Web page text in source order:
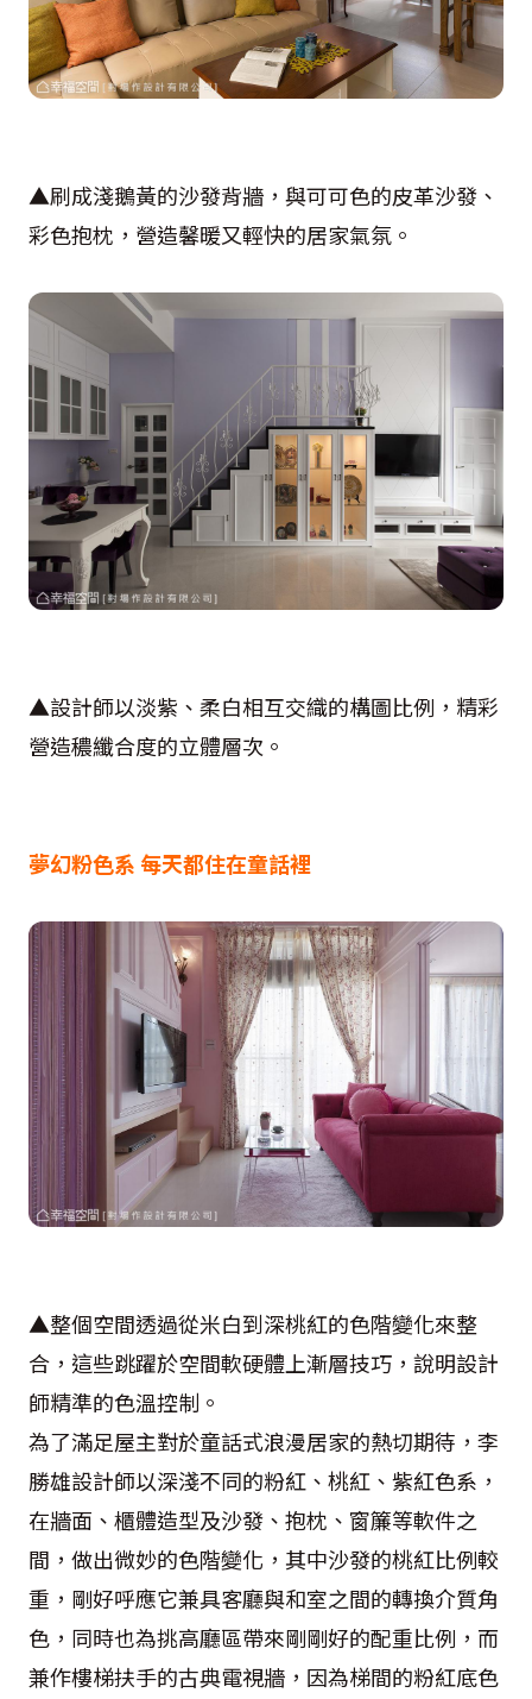
▲刷成淺鵝黃的沙發背牆，與可可色的皮革沙發、
彩色抱枕，營造馨暖又輕快的居家氣氛。
▲設計師以淡紫、柔白相互交織的構圖比例，精彩
營造穠纖合度的立體層次。
夢幻粉色系 每天都住在童話裡
▲整個空間透過從米白到深桃紅的色階變化來整
合，這些跳躍於空間軟硬體上漸層技巧，說明設計
師精準的色溫控制。
為了滿足屋主對於童話式浪漫居家的熱切期待，李
勝雄設計師以深淺不同的粉紅、桃紅、紫紅色系，
在牆面、櫃體造型及沙發、抱枕、窗簾等軟件之
間，做出微妙的色階變化，其中沙發的桃紅比例較
重，剛好呼應它兼具客廳與和室之間的轉換介質角
色，同時也為挑高廳區帶來剛剛好的配重比例，而
兼作樓梯扶手的古典電視牆，因為梯間的粉紅底色